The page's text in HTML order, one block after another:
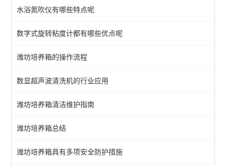
水浴氮吹仪有哪些特点呢
数字式旋转粘度计都有哪些优点呢
潍坊培养箱的操作流程
数显超声波清洗机的行业应用
潍坊培养箱清洁维护指南
潍坊培养箱总结
潍坊培养箱具有多项安全防护措施